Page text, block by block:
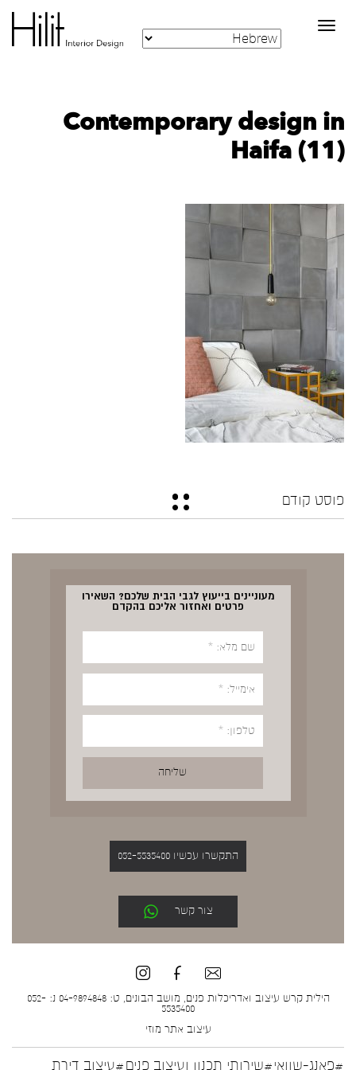
Toggle
navigation
Contemporary design in
Haifa (11)
פוסט קודם
מעוניינים בייעוץ לגבי הבית שלכם? השאירו
פרטים ואחזור אליכם בהקדם
התקשרו עכשיו 052-5535400
צור קשר
הילית קרש עיצוב ואדריכלות פנים, מושב הבונים, ט: 04-9894848 נ: 052-
5535400
עיצוב אתר מוזי
#פאנג-שוואי#שירותי תכנון ועיצוב פנים#עיצוב דירת